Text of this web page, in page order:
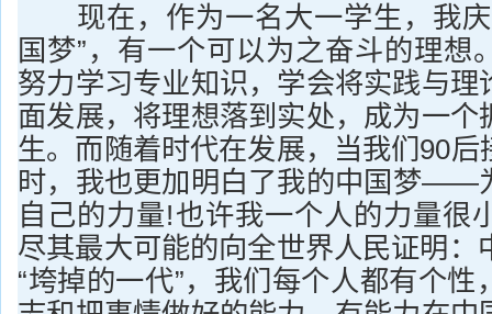
现在，作为一名大一学生，我庆
国梦”，有一个可以为之奋斗的理想
努力学习专业知识，学会将实践与理
面发展，将理想落到实处，成为一个
生。而随着时代在发展，当我们90后
时，我也更加明白了我的中国梦——
自己的力量!也许我一个人的力量很
尽其最大可能的向全世界人民证明：
“垮掉的一代”，我们每个人都有个性